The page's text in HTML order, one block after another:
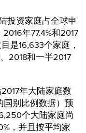
投资家庭占全球申
年77.4%和2017
是16,633个家庭，
2018和一半2017
年大陆家庭数
国别比例数据）预
个大陆家庭尚
，并且按平均家